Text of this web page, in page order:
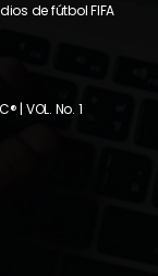
de fútbol FIFA
| VOL. No. 1